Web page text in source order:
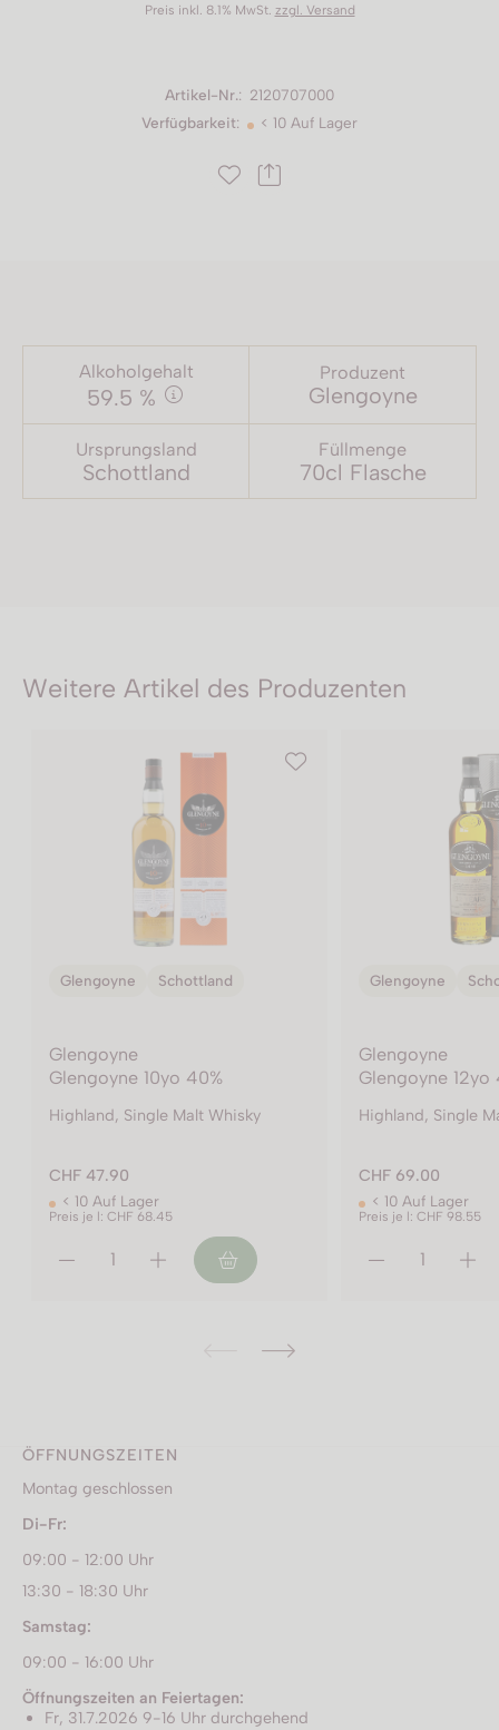
Preis inkl. 8.1% MwSt. zzgl. Versand
Artikel-Nr.: 2120707000
Verfügbarkeit: < 10 Auf Lager
Alkoholgehalt
59.5 %
Produzent
Glengoyne
Ursprungsland
Schottland
Füllmenge
70cl Flasche
Weitere Artikel des Produzenten
Glengoyne Schottland
Glengoyne
Glengoyne 10yo 40%
Highland, Single Malt Whisky
CHF 47.90
< 10 Auf Lager
Preis je l: CHF 68.45
Glengoyne
Glengoyne
Glengoyne 12yo
Highland, Single
CHF 69.00
< 10 Auf Lager
Preis je l: CHF 98.55
ÖFFNUNGSZEITEN
Montag geschlossen
Di-Fr:
09:00 - 12:00 Uhr
13:30 - 18:30 Uhr
Samstag:
09:00 - 16:00 Uhr
Öffnungszeiten an Feiertagen:
Fr, 31.7.2026 9-16 Uhr durchgehend